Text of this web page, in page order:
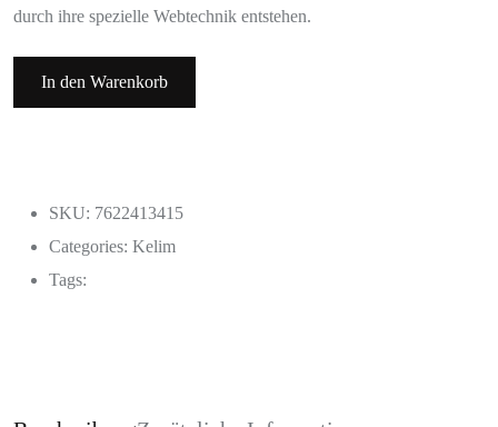
durch ihre spezielle Webtechnik entstehen.
In den Warenkorb
SKU: 7622413415
Categories: Kelim
Tags: